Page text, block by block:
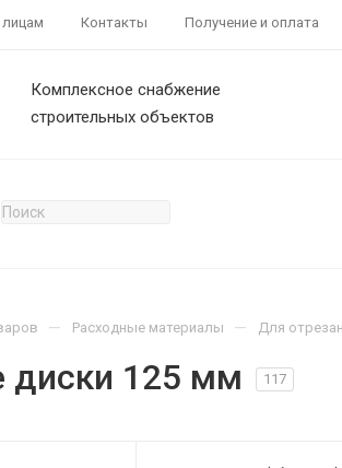
Контакты Получение и оплата
Комплексное снабжение
строительных объектов
— Расходные материалы — Для
125 мм 117